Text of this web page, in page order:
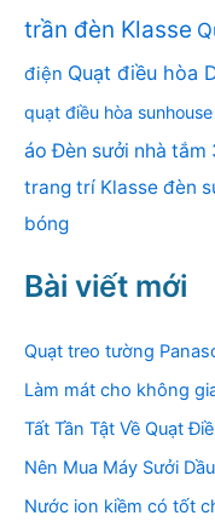
trần đèn Klasse
điện Quạt điều hòa
quạt điều hòa sunhouse
áo Đèn sưởi nhà tắm
trang trí Klasse đèn
bóng
Bài viết mới
Quạt treo tường
Làm mát cho không
Tất Tần Tật Về Quạt
Nên Mua Máy Sưởi
Nước ion kiềm có tốt